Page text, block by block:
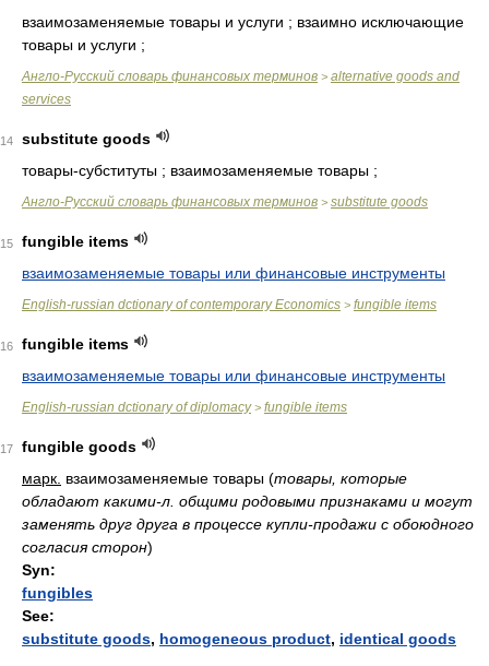
взаимозаменяемые товары и услуги ; взаимно исключающие
товары и услуги ;
Англо-Русский словарь финансовых терминов > alternative goods and
services
14
substitute goods
товары-субституты ; взаимозаменяемые товары ;
Англо-Русский словарь финансовых терминов > substitute goods
15
fungible items
взаимозаменяемые товары или финансовые инструменты
English-russian dctionary of contemporary Economics > fungible items
16
fungible items
взаимозаменяемые товары или финансовые инструменты
English-russian dctionary of diplomacy> fungible items
17
fungible goods
марк. взаимозаменяемые товары (товары, которые
обладают какими-л. общими родовыми признаками и могут
заменять друг друга в процессе купли-продажи с обоюдного
согласия сторон)
Syn:
fungibles
See:
substitute goods, homogeneous product, identical goods